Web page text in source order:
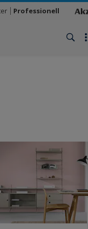
Professionell